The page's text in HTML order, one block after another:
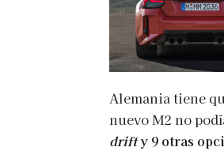
Alemania tiene
nuevo M2 no
drifty 9 otras